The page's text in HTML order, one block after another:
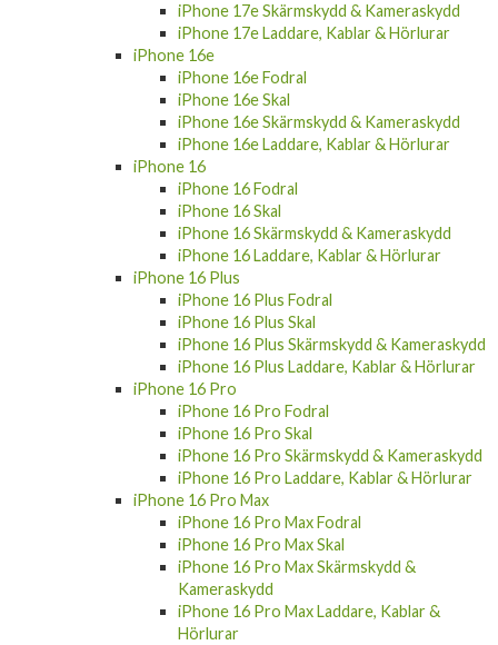
iPhone 17e Skärmskydd & Kameraskydd
iPhone 17e Laddare, Kablar & Hörlurar
iPhone 16e
iPhone 16e Fodral
iPhone 16e Skal
iPhone 16e Skärmskydd & Kameraskydd
iPhone 16e Laddare, Kablar & Hörlurar
iPhone 16
iPhone 16 Fodral
iPhone 16 Skal
iPhone 16 Skärmskydd & Kameraskydd
iPhone 16 Laddare, Kablar & Hörlurar
iPhone 16 Plus
iPhone 16 Plus Fodral
iPhone 16 Plus Skal
iPhone 16 Plus Skärmskydd & Kameraskydd
iPhone 16 Plus Laddare, Kablar & Hörlurar
iPhone 16 Pro
iPhone 16 Pro Fodral
iPhone 16 Pro Skal
iPhone 16 Pro Skärmskydd & Kameraskydd
iPhone 16 Pro Laddare, Kablar & Hörlurar
iPhone 16 Pro Max
iPhone 16 Pro Max Fodral
iPhone 16 Pro Max Skal
iPhone 16 Pro Max Skärmskydd &
Kameraskydd
iPhone 16 Pro Max Laddare, Kablar &
Hörlurar